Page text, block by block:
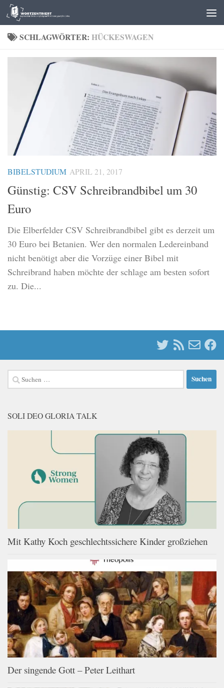
Zum Inhalt springen
SCHLAGWÖRTER: HÜCKESWAGEN
BIBELSTUDIUM APRIL 21, 2017
Günstig: CSV Schreibrandbibel um 30
Euro
Die Elberfelder CSV Schreibrandbibel gibt es derzeit um
30 Euro bei Betanien. Wer den normalen Ledereinband
nicht benötigt aber die Vorzüge einer Bibel mit
Schreibrand haben möchte der schlage am besten sofort
zu. Die...
Suchen
nach:
SOLI DEO GLORIA TALK
Mit Kathy Koch geschlechtssichere Kinder großziehen
Der singende Gott – Peter Leithart